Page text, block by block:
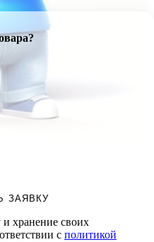
ЗАЯВКУ
и хранение своих
с политикой